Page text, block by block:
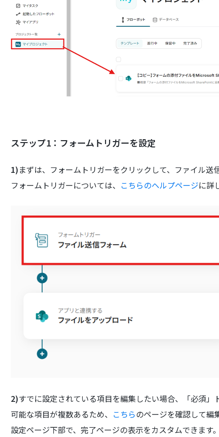
ステップ1： フォームトリガーを設定
1) まずは、フォームトリガーをクリックして、ファイル
フォームトリガーについては、 こちらのヘルプページに詳
2)すでに設定されている項目を編集したい場合、「必須
可能な項目が複数あるため、 こちらのページを確認して編
設定ページ下部で、完了ページの表示をカスタムできます